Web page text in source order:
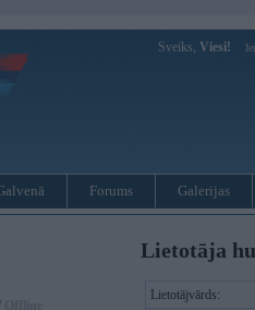
Sveiks, Viesi!
Forums Galerijas
Lietotāja
Lietotājvārds: